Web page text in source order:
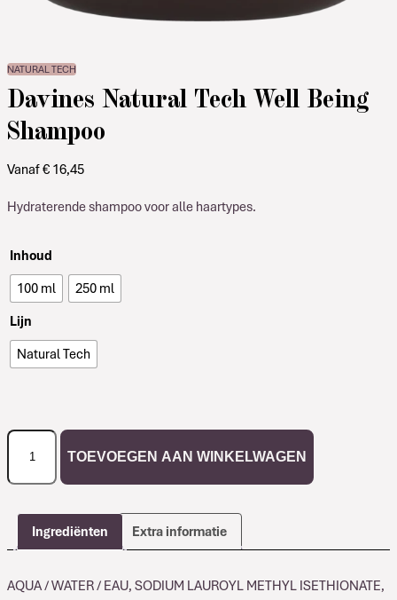
NATURAL TECH
Davines Natural Tech Well Being
Shampoo
Vanaf€ 16,45
Hydraterende shampoo voor alle haartypes.
Inhoud
100 ml
250 ml
Lijn
Natural Tech
Davines
Natural
Tech
Being
Shampoo
TOEVOEGEN AAN WINKELWAGEN
Ingrediënten Extra informatie
AQUA / WATER / EAU, SODIUM LAUROYL METHYL ISETHIONATE,